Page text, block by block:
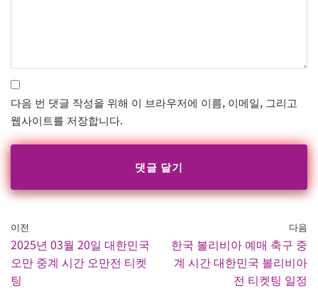
다음 번 댓글 작성을 위해 이 브라우저에 이름, 이메일, 그리고
웹사이트를 저장합니다.
이전
2025년 03월 20일 대한민국
오만 중계 시간 오만전 티켓
팅
다음
한국 볼리비아 예매 축구 중
계 시간 대한민국 볼리비아
전 티켓팅 일정